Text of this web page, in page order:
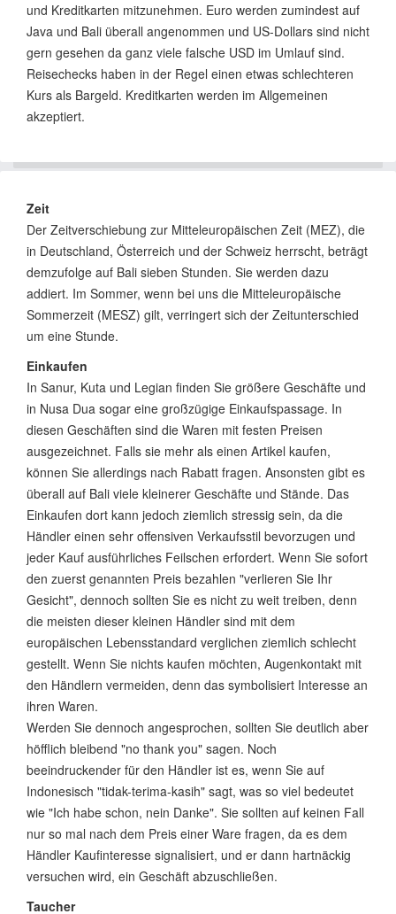
und Kreditkarten mitzunehmen. Euro werden zumindest auf
Java und Bali überall angenommen und US-Dollars sind nicht
gern gesehen da ganz viele falsche USD im Umlauf sind.
Reisechecks haben in der Regel einen etwas schlechteren
Kurs als Bargeld. Kreditkarten werden im Allgemeinen
akzeptiert.
Zeit
Der Zeitverschiebung zur Mitteleuropäischen Zeit (MEZ), die
in Deutschland, Österreich und der Schweiz herrscht, beträgt
demzufolge auf Bali sieben Stunden. Sie werden dazu
addiert. Im Sommer, wenn bei uns die Mitteleuropäische
Sommerzeit (MESZ) gilt, verringert sich der Zeitunterschied
um eine Stunde.
Einkaufen
In Sanur, Kuta und Legian finden Sie größere Geschäfte und
in Nusa Dua sogar eine großzügige Einkaufspassage. In
diesen Geschäften sind die Waren mit festen Preisen
ausgezeichnet. Falls sie mehr als einen Artikel kaufen,
können Sie allerdings nach Rabatt fragen. Ansonsten gibt es
überall auf Bali viele kleinerer Geschäfte und Stände. Das
Einkaufen dort kann jedoch ziemlich stressig sein, da die
Händler einen sehr offensiven Verkaufsstil bevorzugen und
jeder Kauf ausführliches Feilschen erfordert. Wenn Sie sofort
den zuerst genannten Preis bezahlen "verlieren Sie Ihr
Gesicht", dennoch sollten Sie es nicht zu weit treiben, denn
die meisten dieser kleinen Händler sind mit dem
europäischen Lebensstandard verglichen ziemlich schlecht
gestellt. Wenn Sie nichts kaufen möchten, Augenkontakt mit
den Händlern vermeiden, denn das symbolisiert Interesse an
ihren Waren.
Werden Sie dennoch angesprochen, sollten Sie deutlich aber
höfflich bleibend "no thank you" sagen. Noch
beeindruckender für den Händler ist es, wenn Sie auf
Indonesisch "tidak-terima-kasih" sagt, was so viel bedeutet
wie "Ich habe schon, nein Danke". Sie sollten auf keinen Fall
nur so mal nach dem Preis einer Ware fragen, da es dem
Händler Kaufinteresse signalisiert, und er dann hartnäckig
versuchen wird, ein Geschäft abzuschließen.
Taucher